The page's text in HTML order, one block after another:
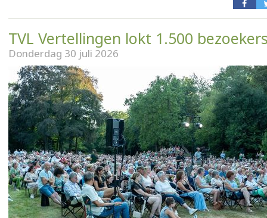
TVL Vertellingen lokt 1.500
Donderdag 30 juli 2026